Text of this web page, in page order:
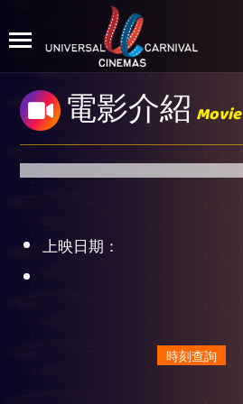
電影介紹 Movie
上映日期：
時刻查詢